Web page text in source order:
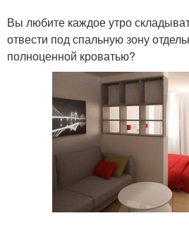
Вы любите каждое утро
отвести под спальную зону
полноценной кроватью?